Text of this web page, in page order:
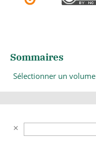
Sommaires
Sélectionner un volume